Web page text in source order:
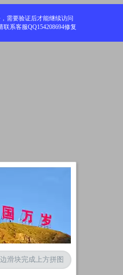
，需要验证后才能继续访问
系客服QQ154208694修复
滑块完成上方拼图